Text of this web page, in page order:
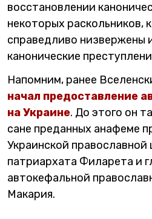
восстановлении
некоторых раскольников,
справедливо низвержены
канонические
Напомним, ранее
начал предоставление
на Украине. До этого он
сане преданных анафеме
Украинской православной
патриархата Филарета и
автокефальной
Макария.